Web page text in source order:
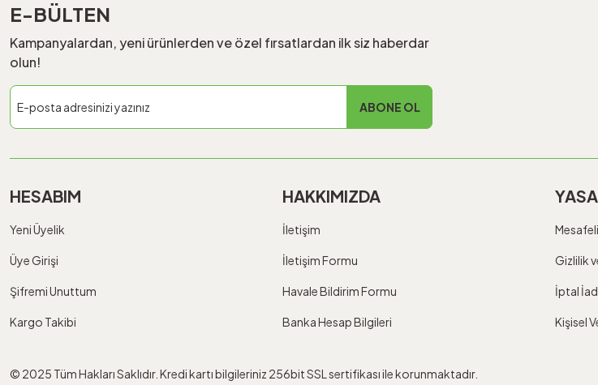
E-BÜLTEN
Kampanyalardan, yeni ürünlerden ve özel fırsatlardan ilk siz haberdar
olun!
ABONE OL
HESABIM
Yeni Üyelik
Üye Girişi
Şifremi Unuttum
Kargo Takibi
HAKKIMIZDA
İletişim
İletişim Formu
Havale Bildirim Formu
Banka Hesap Bilgileri
Gizlilik
İptal
Kişisel
© 2025 Tüm Hakları Saklıdır. Kredi kartı bilgileriniz 256bit SSL sertifikası ile korunmaktadır.